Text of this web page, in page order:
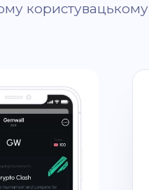
користувацькому